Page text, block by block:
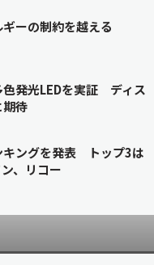
ーの制約を越える
色発光LEDを実証 ディス
期待
キングを発表 トップ3は
、リコー